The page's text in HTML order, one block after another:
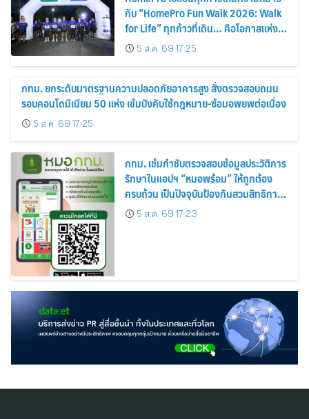
กับ “HomePro Fun Walk 2026: Walk
for Life” ทุกก้าวที่เดิน… คือโอกาสแห่ง
การมีชีวิต
5 ส.ค. 69 17:25
กทม. ยกระดับมาตรฐานความปลอดภัยอาคารสูง สั่งตรวจสอบถนน
รอบคอนโดมิเนียม 50 แห่ง เข้มบังคับใช้กฎหมาย-ซ้อมอพยพต่อเนื่อง
5 ส.ค. 69 17:25
กทม. เข้มกำชับตรวจสอบข้อมูลประวัติการ
รักษาในแอปฯ “หมอพร้อม” ให้ถูกต้อง
ครบถ้วน เป็นปัจจุบันป้องกันสวมสิทธิการ
รักษา5 ส.ค. 69 17:23